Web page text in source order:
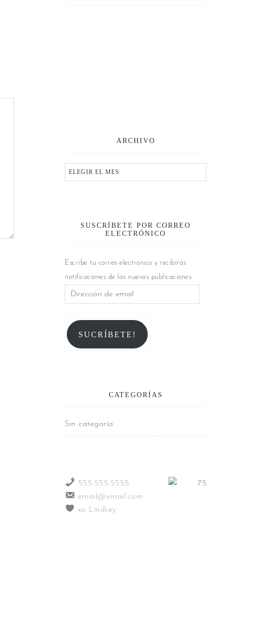
ARCHIVO
SUSCRÍBETE POR CORREO
ELECTRÓNICO
Escribe tu correo electrónico y recibirás
notificaciones de las nuevas publicaciones.
SUCRÍBETE!
CATEGORÍAS
Sin categoría
555.555.5555
email@email.com
xo Lindsey